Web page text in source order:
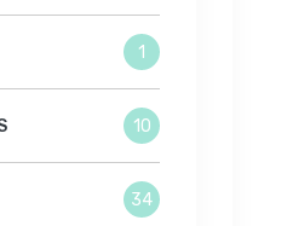
1
10
34